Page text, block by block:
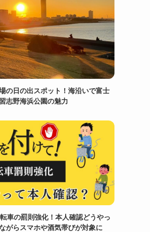
場の日の出スポット！海沿いで富士
志野海浜公園の魅力
車の罰則強化！本人確認どうやっ
がらスマホや酒気帯びが対象に